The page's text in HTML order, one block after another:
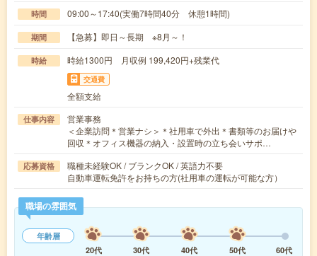
時間 09:00～17:40(実働7時間40分 休憩1時間)
期間 【急募】即日～長期 ※8月～！
時給 時給1300円 月収例 199,420円+残業代
交通費
全額支給
仕事内容
営業事務
＜企業訪問＊営業ナシ＞＊社用車で外出＊書類等のお届けや
回収＊オフィス機器の納入・設置時の立ち会いサポ…
応募資格
職種未経験OK / ブランクOK / 英語力不要
自動車運転免許をお持ちの方(社用車の運転が可能な方）
職場の雰囲気
年齢層
20代
30代 40代 50代
60代